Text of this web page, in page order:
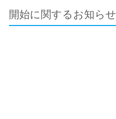
開始に関するお知らせ